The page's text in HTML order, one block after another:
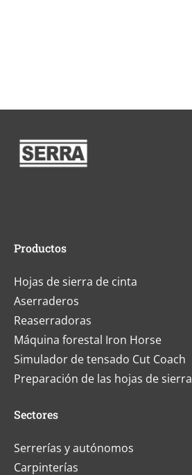
Productos
Hojas de sierra de cinta
Aserraderos
Reaserradoras
Máquina forestal Iron Horse
Simulador de tensado Cut Coach
Preparación de las hojas de sierra
Sectores
Serrerías y autónomos
Carpinterías